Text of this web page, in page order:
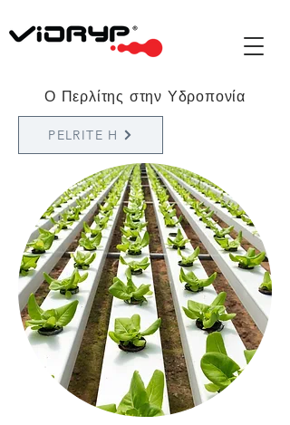
Ο Περλίτης στην Υδροπονία
PELRITE H